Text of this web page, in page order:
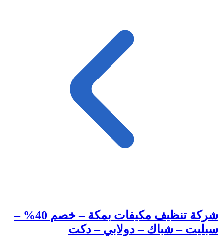
شركة تنظيف مكيفات بمكة – خصم 40% –
سبليت – شباك – دولابي – دكت